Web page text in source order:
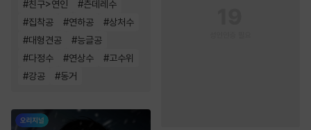
#친구>연인 #츤데레수
#집착공 #연하공 #상처수
#대형견공 #능글공
#다정수 #연상수 #고수위
#강공 #동거